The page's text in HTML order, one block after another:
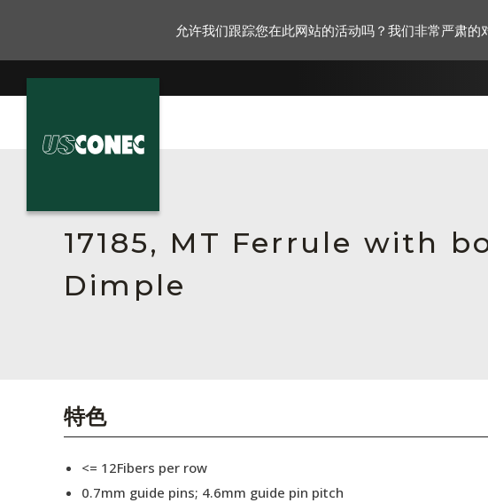
English Website
应用工程指导书 (AENs)
17185, MT Ferrule with
Dimple
特色
<= 12Fibers per row
0.7mm guide pins; 4.6mm guide pin pitch
允许我们跟踪您在此网站的活动吗？我们非常严肃